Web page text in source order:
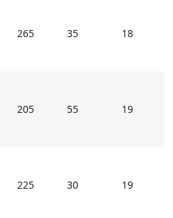
265 35 18
205 55 19
225 30 19